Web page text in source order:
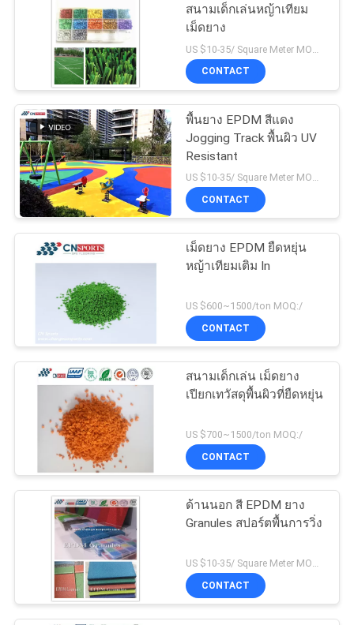
พื้นสนามเทนนิส
143
พื้นอีพ็อกซี่ที่จอดรถ
พื้นยาง EPDM
เม็ดยาง EPDM
สนามเด็กเล่นหญ้าเทียม
เม็ดยาง
CONTACT
พื้นยาง EPDM สีแดง
Jogging Track พื้นผิว UV
Resistant
US $10-35/ Square Meter MOQ:/
CONTACT
เม็ดยาง EPDM ยืดหยุ่น
หญ้าเทียมเติม In
US $600~1500/ton MOQ:/
CONTACT
สนามเด็กเล่น เม็ดยาง
เปียกเทวัสดุพื้นผิวที่ยืดหยุ่น
US $700~1500/ton MOQ:/
CONTACT
ด้านนอก สี EPDM ยาง
Granules สปอร์ตพื้นการวิ่ง
CONTACT